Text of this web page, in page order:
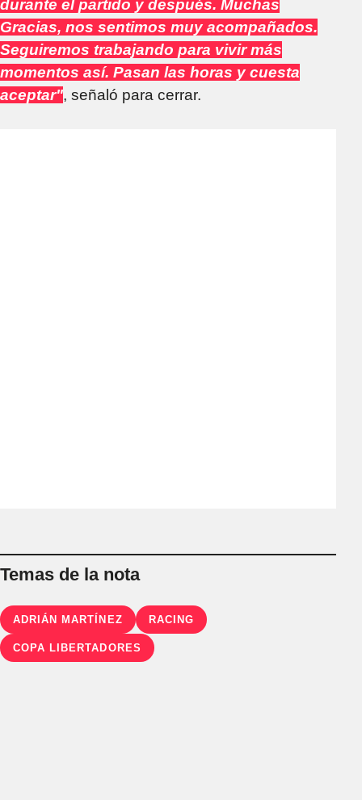
durante el partido y después. Muchas
Gracias, nos sentimos muy acompañados.
Seguiremos trabajando para vivir más
momentos así. Pasan las horas y cuesta
aceptar", señaló para cerrar.
Temas de la nota
ADRIÁN MARTÍNEZ RACING
COPA LIBERTADORES